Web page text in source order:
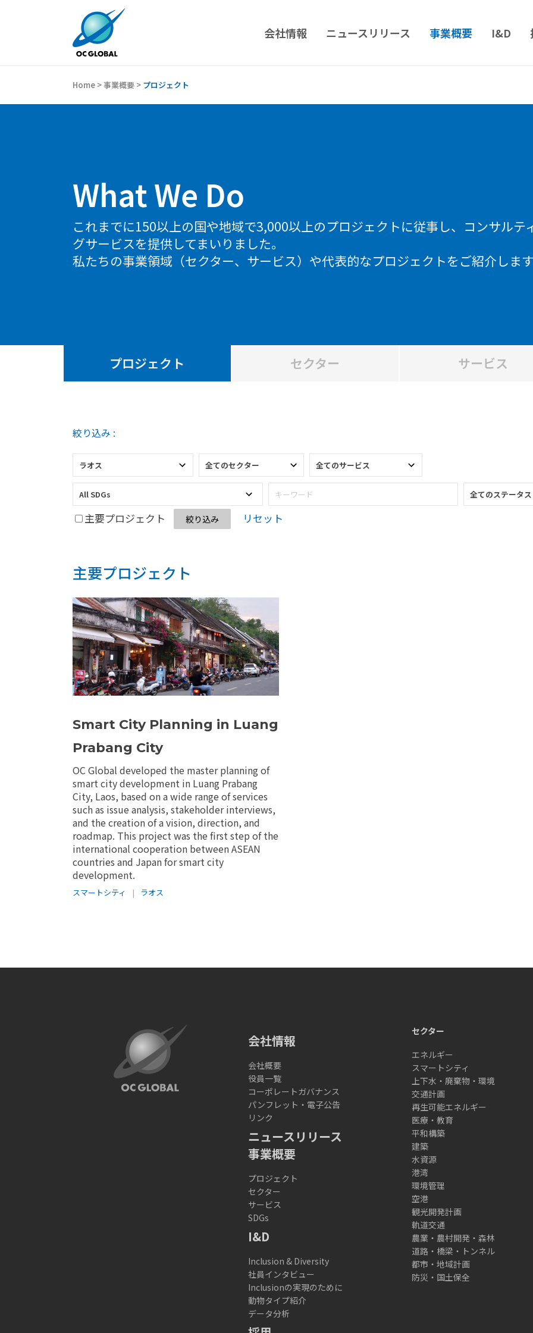
会社情報 ニュースリリース 事業概要 I&D
Home >事業概要 > プロジェクト
What We Do
これまでに150以上の国や地域で3,000以上のプロジェクトに従事し、コンサルテ
グサービスを提供してまいりました。
私たちの事業領域（セクター、サービス）や代表的なプロジェクトをご紹介しま
プロジェクト セクター サービス
絞り込み :
主要プロジェクト リセット
主要プロジェクト
Smart City Planning in Luang
Prabang City
OC Global developed the master planning of
smart city development in Luang Prabang
City, Laos, based on a wide range of services
such as issue analysis, stakeholder interviews,
and the creation of a vision, direction, and
roadmap. This project was the first step of the
international cooperation between ASEAN
countries and Japan for smart city
development.
スマートシティ | ラオス
会社情報
会社概要
役員一覧
コーポレートガバナンス
パンフレット・電子公告
リンク
ニュースリリース
事業概要
プロジェクト
セクター
サービス
SDGs
I&D
Inclusion & Diversity
社員インタビュー
Inclusionの実現のために
動物タイプ紹介
データ分析
セクター
エネルギー
スマートシティ
上下水・廃棄物・環境
交通計画
再生可能エネルギー
医療・教育
平和構築
建築
水資源
港湾
環境管理
空港
観光開発計画
軌道交通
農業・農村開発・森林
道路・橋梁・トンネル
都市・地域計画
防災・国土保全